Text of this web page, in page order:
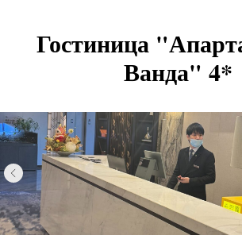
Гостиница
Ванда" 4*